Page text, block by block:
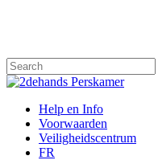
content
Close
Menu
Help en Info
Voorwaarden
Veiligheidscentrum
FR